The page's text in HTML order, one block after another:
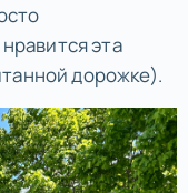
эта
дорожке).